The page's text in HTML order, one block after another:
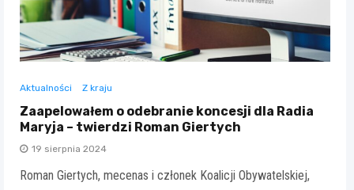
Aktualności Z kraju
Zaapelowałem o odebranie koncesji dla Radia
Maryja – twierdzi Roman Giertych
19 sierpnia 2024
Roman Giertych, mecenas i członek Koalicji Obywatelskiej,